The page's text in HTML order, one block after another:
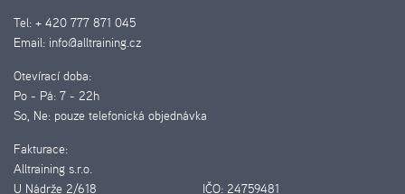
Tel: + 420 777 871 045
Email: info@alltraining.cz
Otevírací doba:
Po - Pá: 7 - 22h
So, Ne: pouze telefonická objednávka
Fakturace:
Alltraining s.r.o.
U Nádrže 2/618
IČO: 24759481